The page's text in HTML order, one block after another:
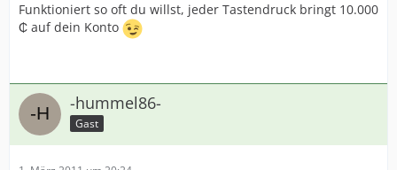
Funktioniert so oft du willst, jeder Tastendruck bringt 10.000
₵ auf dein Konto
-hummel86-
Gast